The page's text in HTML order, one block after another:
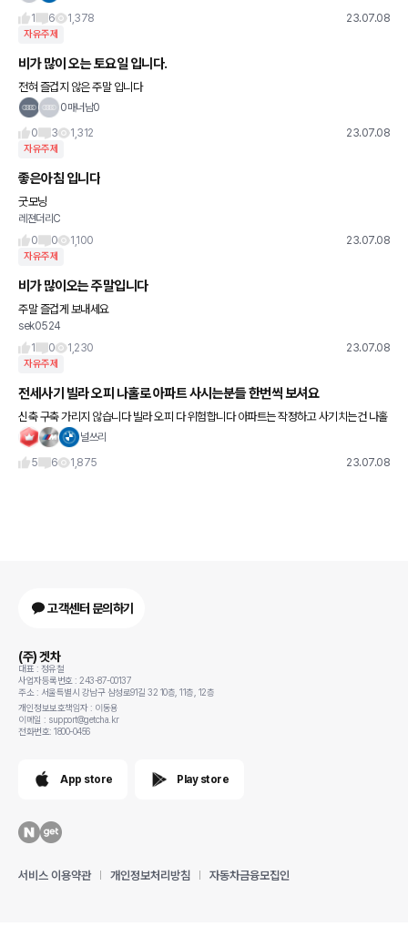
1
6 1,378 23.07.08
자유주제
비가 많이 오는 토요일 입니다.
전혀 즐겁지 않은 주말 입니다
0매너남0
0
3 1,312 23.07.08
자유주제
좋은아침 입니다
굿모닝
레젼더리C
0
0 1,100 23.07.08
자유주제
비가 많이오는 주말입니다
주말 즐겁게 보내세요
sek0524
1
0 1,230 23.07.08
자유주제
전세사기 빌라 오피 나홀로 아파트 사시는분들 한번씩 보셔요
신축 구축 가리지 않습니다 빌라 오피 다 위험합니다 아파트는 작정하고 사기치는건 나홀
로 아파트정도 일겁니다 대단지 아파트의 경우 신축이던 구축이던 전세가율이 낮아서 그
널쓰리
5
6 1,875 23.07.08
고객센터 문의하기
(주) 겟차
대표 : 정유철
사업자등록번호 : 243-87-00137
주소 : 서울특별시 강남구 삼성로91길 32 10층, 11층, 12층
개인정보보호책임자 : 이동용
이메일 : support@getcha.kr
전화번호: 1800-0456
App store Play store
서비스 이용약관 개인정보처리방침 자동차금융모집인